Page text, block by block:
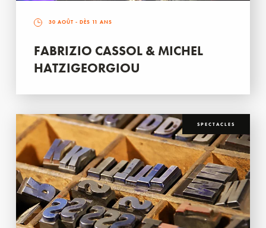
30 AOÛT - DÈS 11 ANS
FABRIZIO CASSOL & MICHEL
HATZIGEORGIOU
SPECTACLES